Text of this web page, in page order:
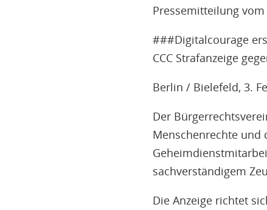
Pressemitteilung vom
###Digitalcourage
CCC Strafanzeige
Berlin / Bielefeld, 3.
Der
Menschenrechte und
sachverständigem
Die Anzeige richtet